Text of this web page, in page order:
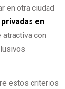
en otra ciudad
en
atractiva con
estos criterios